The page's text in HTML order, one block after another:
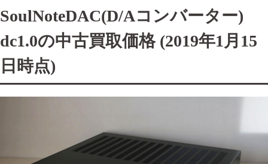
SoulNoteDAC(D/Aコンバーター)
dc1.0の中古買取価格 (2019年1月15
日時点)